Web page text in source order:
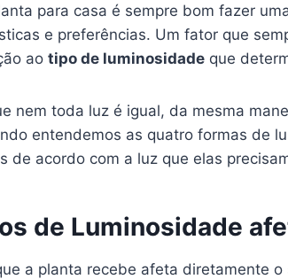
para casa é sempre bom fazer
e preferências. Um fator que
ao tipo de luminosidade que
nem toda luz é igual, da mesma
entendemos as quatro formas de
de acordo com a luz que elas
de Luminosidade
a planta recebe afeta diretamente o